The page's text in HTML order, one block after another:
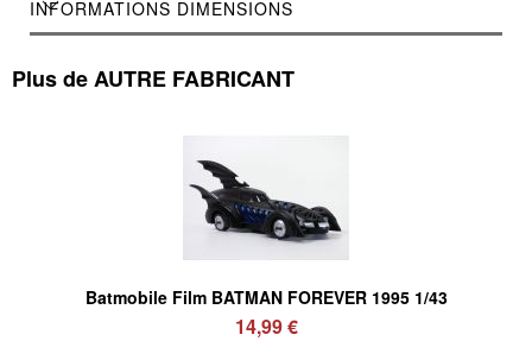
INFORMATIONS DIMENSIONS
Plus de AUTRE FABRICANT
Batmobile Film BATMAN FOREVER 1995 1/43
14,99 €